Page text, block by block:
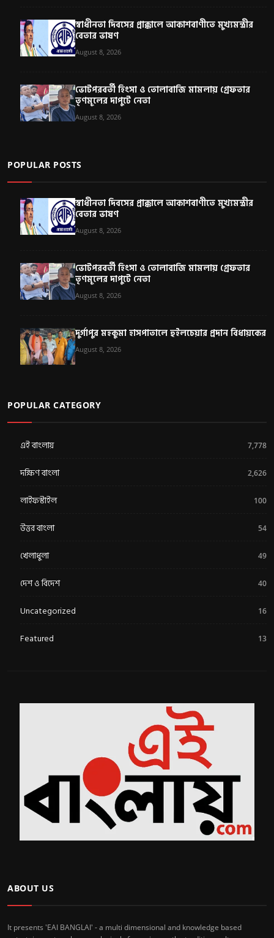
স্বাধীনতা দিবসের প্রাক্কালে আকাশবাণীতে মুখ্যমন্ত্রীর
বেতার ভাষণ
August 8, 2026
ভোটপরবর্তী হিংসা ও তোলাবাজি মামলায় গ্রেফতার
তৃণমূলের দাপুটে নেতা
August 8, 2026
POPULAR POSTS
স্বাধীনতা দিবসের প্রাক্কালে আকাশবাণীতে মুখ্যমন্ত্রীর
বেতার ভাষণ
August 8, 2026
ভোটপরবর্তী হিংসা ও তোলাবাজি মামলায় গ্রেফতার
তৃণমূলের দাপুটে নেতা
August 8, 2026
দুর্গাপুর মহকুমা হাসপাতালে হুইলচেয়ার প্রদান বিধায়কের
August 8, 2026
POPULAR CATEGORY
এই বাংলায় 7,778
দক্ষিণ বাংলা 2,626
লাইফস্টাইল 100
উত্তর বাংলা 54
খেলাধুলা 49
দেশ ও বিদেশ 40
Uncategorized 16
Featured 13
ABOUT US
It presents 'EAI BANGLAI' - a multi dimensional and knowledge based